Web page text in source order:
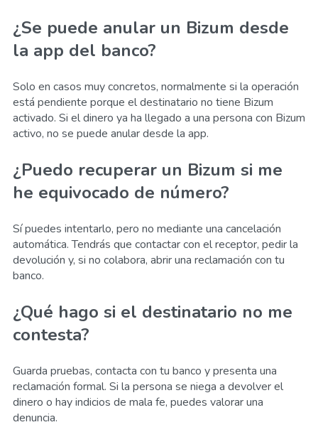
¿Se puede anular un Bizum desde
la app del banco?
Solo en casos muy concretos, normalmente si la operación
está pendiente porque el destinatario no tiene Bizum
activado. Si el dinero ya ha llegado a una persona con Bizum
activo, no se puede anular desde la app.
¿Puedo recuperar un Bizum si me
he equivocado de número?
Sí puedes intentarlo, pero no mediante una cancelación
automática. Tendrás que contactar con el receptor, pedir la
devolución y, si no colabora, abrir una reclamación con tu
banco.
¿Qué hago si el destinatario no me
contesta?
Guarda pruebas, contacta con tu banco y presenta una
reclamación formal. Si la persona se niega a devolver el
dinero o hay indicios de mala fe, puedes valorar una
denuncia.